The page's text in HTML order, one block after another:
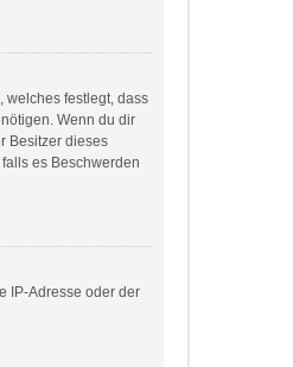
welches festlegt, dass
Wenn du dir
Besitzer dieses
es Beschwerden
IP-Adresse oder der